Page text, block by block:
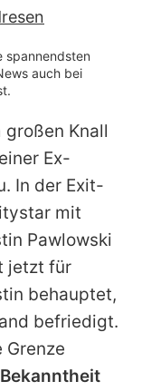
spannendsten
auch bei
großen Knall
Ex-
. In der Exit-
mit
Pawlowski
jetzt für
behauptet,
befriedigt.
Grenze